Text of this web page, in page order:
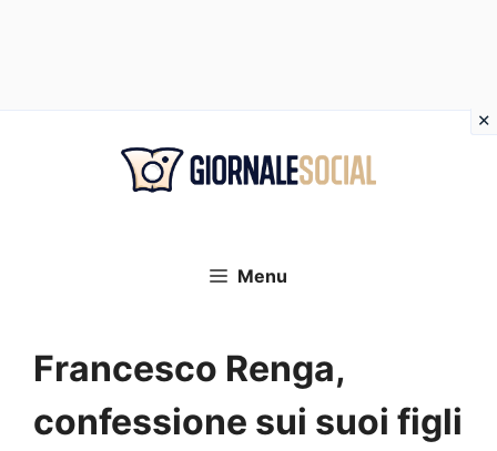
Menu
Francesco Renga,
confessione sui suoi figli